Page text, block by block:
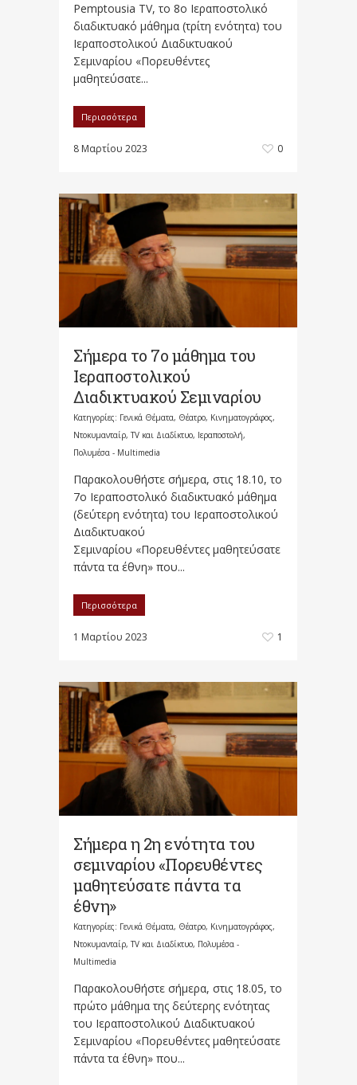
Pemptousia TV, το 8ο Ιεραποστολικό
διαδικτυακό μάθημα (τρίτη ενότητα) του
Ιεραποστολικού Διαδικτυακού
Σεμιναρίου «Πορευθέντες
μαθητεύσατε...
Περισσότερα
8 Μαρτίου 2023 0
Σήμερα το 7ο μάθημα του
Ιεραποστολικού
Διαδικτυακού Σεμιναρίου
Κατηγορίες: Γενικά Θέματα, Θέατρο, Κινηματογράφος,
Ντοκυμανταίρ, TV και Διαδίκτυο, Ιεραποστολή,
Πολυμέσα - Multimedia
Παρακολουθήστε σήμερα, στις 18.10, το
7ο Ιεραποστολικό διαδικτυακό μάθημα
(δεύτερη ενότητα) του Ιεραποστολικού
Διαδικτυακού
Σεμιναρίου «Πορευθέντες μαθητεύσατε
πάντα τα έθνη» που...
Περισσότερα
1 Μαρτίου 2023 1
Σήμερα η 2η ενότητα του
σεμιναρίου «Πορευθέντες
μαθητεύσατε πάντα τα
έθνη»
Κατηγορίες: Γενικά Θέματα, Θέατρο, Κινηματογράφος,
Ντοκυμανταίρ, TV και Διαδίκτυο, Πολυμέσα -
Multimedia
Παρακολουθήστε σήμερα, στις 18.05, το
πρώτο μάθημα της δεύτερης ενότητας
του Ιεραποστολικού Διαδικτυακού
Σεμιναρίου «Πορευθέντες μαθητεύσατε
πάντα τα έθνη» που...